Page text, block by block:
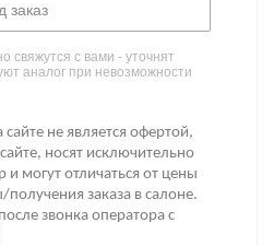
заказ
с вами - уточнят
аналог при невозможности
не является офертой,
носят исключительно
могут отличаться от цены
заказа в салоне.
звонка оператора с